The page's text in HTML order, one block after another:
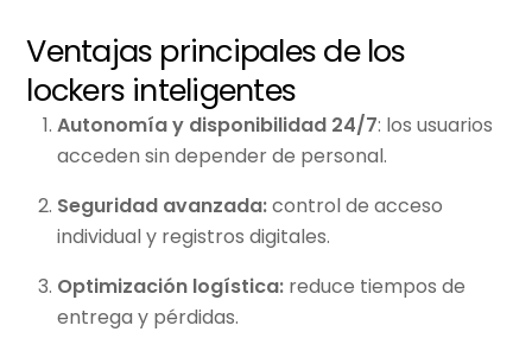
Ventajas principales de los
lockers inteligentes
Autonomía y disponibilidad 24/7: los usuarios
acceden sin depender de personal.
Seguridad avanzada:control de acceso
individual y registros digitales.
Optimización logística: reduce tiempos de
entrega y pérdidas.